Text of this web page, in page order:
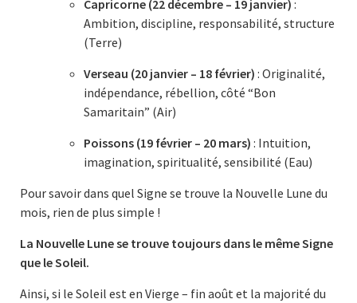
Capricorne (22 décembre – 19 janvier) :
Ambition, discipline, responsabilité, structure
(Terre)
Verseau (20 janvier – 18 février) : Originalité,
indépendance, rébellion, côté “Bon
Samaritain” (Air)
Poissons (19 février – 20 mars) : Intuition,
imagination, spiritualité, sensibilité (Eau)
Pour savoir dans quel Signe se trouve la Nouvelle Lune du
mois, rien de plus simple !
La Nouvelle Lune se trouve toujours dans le même Signe
que le Soleil.
Ainsi, si le Soleil est en Vierge – fin août et la majorité du